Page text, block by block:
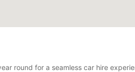
round for a seamless car hire